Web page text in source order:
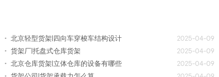
北京轻型货架|四向车穿梭车结构设计
2025-04-09
货架厂|托盘式仓库货架
2025-04-09
北京仓库货架|立体仓库的设备有哪些
2025-04-09